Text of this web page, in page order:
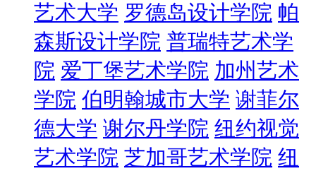
艺术大学 罗德岛设计学院 帕
森斯设计学院 普瑞特艺术学
院 爱丁堡艺术学院 加州艺术
学院 伯明翰城市大学 谢菲尔
德大学 谢尔丹学院 纽约视觉
艺术学院 芝加哥艺术学院 纽